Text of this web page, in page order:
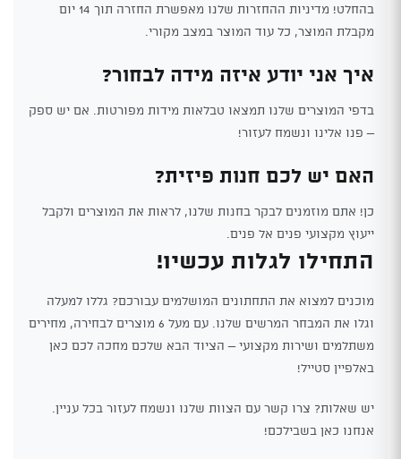
בהחלט! מדיניות ההחזרות שלנו מאפשרת החזרה תוך 14 יום
מקבלת המוצר, כל עוד המוצר במצב מקורי.
איך אני יודע איזה מידה לבחור?
בדפי המוצרים שלנו תמצאו טבלאות מידות מפורטות. אם יש ספק
– פנו אלינו ונשמח לעזור!
האם יש לכם חנות פיזית?
כן! אתם מוזמנים לבקר בחנות שלנו, לראות את המוצרים ולקבל
ייעוץ מקצועי פנים אל פנים.
התחילו לגלות עכשיו!
מוכנים למצוא את התחתונים המושלמים עבורכם? גללו למעלה
וגלו את המבחר המרשים שלנו. עם מעל 6 מוצרים לבחירה, מחירים
משתלמים ושירות מקצועי – הציוד הבא שלכם מחכה לכם כאן
באלפיין סטייל!
יש שאלות? צרו קשר עם הצוות שלנו ונשמח לעזור בכל עניין.
אנחנו כאן בשבילכם!